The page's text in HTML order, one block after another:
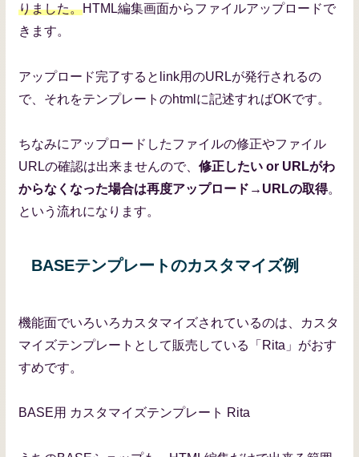
りました。HTML編集画面からファイルアップロードで
きます。
アップロード完了するとlink用のURLが発行されるの
で、それをテンプレートのhtmlに記述すればOKです。
ちなみにアップロードしたファイルの修正やファイル
URLの確認は出来ませんので、 修正したい or URLがわ
からなくなった場合は再度アップロード→URLの取得。
という流れになります。
BASEテンプレートのカスタマイズ例
機能面でいろいろカスタマイズされているのは、カスタ
マイズテンプレートとして販売している「Rita」がおす
すめです。
BASE用 カスタマイズテンプレート Rita